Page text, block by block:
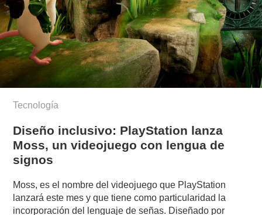
Tecnología
Diseño inclusivo: PlayStation lanza
Moss, un videojuego con lengua de
signos
Moss, es el nombre del videojuego que PlayStation
lanzará este mes y que tiene como particularidad la
incorporación del lenguaje de señas. Diseñado por